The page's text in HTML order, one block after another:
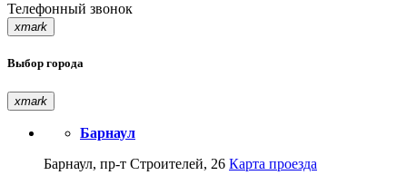
Телефонный звонок
xmark
Выбор города
xmark
Барнаул
Барнаул, пр-т Строителей, 26 Карта проезда